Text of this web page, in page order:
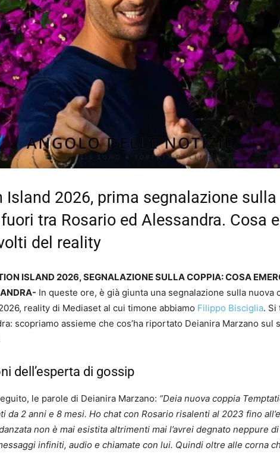
Island 2026, prima segnalazione sulla
tra Rosario ed Alessandra. Cosa
del reality
ISLAND 2026, SEGNALAZIONE SULLA COPPIA: COSA
In queste ore, è già giunta una segnalazione sulla nuova
reality di Mediaset al cui timone abbiamo Filippo Bisciglia. Si
scopriamo assieme che cos’ha riportato Deianira Marzano sul
dell’esperta di gossip
le parole di Deianira Marzano: “Deia nuova coppia
da 2 anni e 8 mesi. Ho chat con Rosario risalenti al 2023 fino
non è mai esistita altrimenti mai l’avrei degnato neppure
infiniti, audio e chiamate con lui. Quindi oltre alle corna